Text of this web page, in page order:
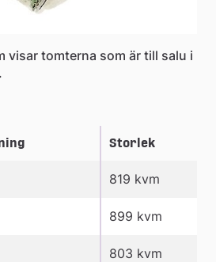
visar tomterna som är till salu i
Storlek
819 kvm
899 kvm
803 kvm